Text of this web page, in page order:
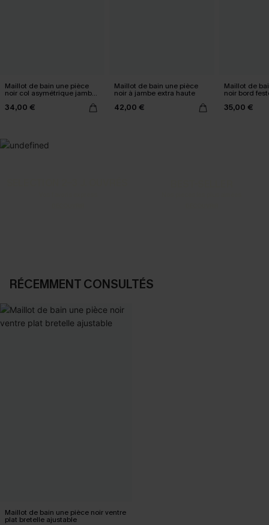
Maillot de bain une pièce
noir col asymétrique jambe
34,00 €
Maillot de bain une pièce
noir à jambe extra haute
42,00 €
Maillot de
noir bord
35,00 €
RÉCEMMENT CONSULTÉS
Maillot de bain une pièce noir ventre
plat bretelle ajustable